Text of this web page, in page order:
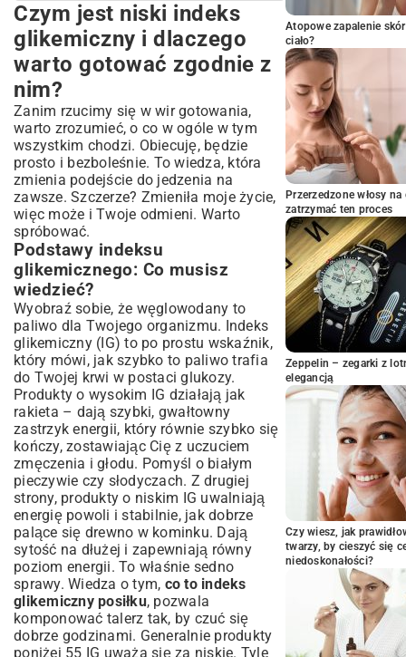
Czym jest niski indeks glikemiczny i
dlaczego warto gotować zgodnie z nim?
Podstawy indeksu glikemicznego: Co
musisz wiedzieć?
Korzyści zdrowotne diety z niskim IG
Składniki idealne do dań z niskim IG:
Lista zakupów
Warzywa, owoce i zboża: Twoi
sprzymierzeńcy
Białko i zdrowe tłuszcze w diecie nisko
glikemicznej
Pomysły na pyszne śniadania z niskim
indeksem glikemicznym
Owsianki i koktajle, które sycą na długo
Jajka i warzywa: Szybkie i zdrowe opcje
Obiady i kolacje: Przepisy, które
zaskakują smakiem
Dania jednogarnkowe i sałatki pełne
składników odżywczych
Wariacje na temat mięsa, ryb i roślin
strączkowych
Zdrowe przekąski i desery z niskim IG:
Bez wyrzutów sumienia
Słodkie przyjemności bez cukru
Chrupiące i sycące alternatywy dla
niezdrowych przekąsek
Planowanie posiłków i praktyczne
wskazówki
Jak łatwo wprowadzić dietę z niskim IG na
co dzień?
Najczęstsze błędy i jak ich unikać
Gotowanie z niskim IG dla każdego:
Rodzina i różne preferencje
Podsumowanie: Smacznie i zdrowo z
Czym jest niski indeks
glikemiczny i dlaczego
warto gotować zgodnie z
nim?
Zanim rzucimy się w wir gotowania,
warto zrozumieć, o co w ogóle w tym
wszystkim chodzi. Obiecuję, będzie
prosto i bezboleśnie. To wiedza, która
zmienia podejście do jedzenia na
zawsze. Szczerze? Zmieniła moje życie,
więc może i Twoje odmieni. Warto
spróbować.
Podstawy indeksu
glikemicznego: Co musisz
wiedzieć?
Wyobraź sobie, że węglowodany to
paliwo dla Twojego organizmu. Indeks
glikemiczny (IG) to po prostu wskaźnik,
który mówi, jak szybko to paliwo trafia
do Twojej krwi w postaci glukozy.
Produkty o wysokim IG działają jak
rakieta – dają szybki, gwałtowny
zastrzyk energii, który równie szybko się
kończy, zostawiając Cię z uczuciem
zmęczenia i głodu. Pomyśl o białym
pieczywie czy słodyczach. Z drugiej
strony, produkty o niskim IG uwalniają
energię powoli i stabilnie, jak dobrze
palące się drewno w kominku. Dają
sytość na dłużej i zapewniają równy
poziom energii. To właśnie sedno
sprawy. Wiedza o tym, co to indeks
glikemiczny posiłku, pozwala
komponować talerz tak, by czuć się
dobrze godzinami. Generalnie produkty
poniżej 55 IG uważa się za niskie. Tyle
Atopowe zapalenie
ciało?
Przerzedzone włosy
zatrzymać ten proces
Zeppelin – zegarki z
elegancją
Czy wiesz, jak
twarzy, by cieszyć się
niedoskonałości?